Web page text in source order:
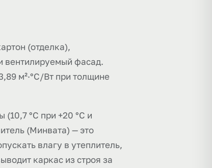
(отделка),
вентилируемый фасад.
м²·°C/Вт при толщине
°C при +20 °C и
(Минвата) — это
влагу в утеплитель,
каркас из строя за